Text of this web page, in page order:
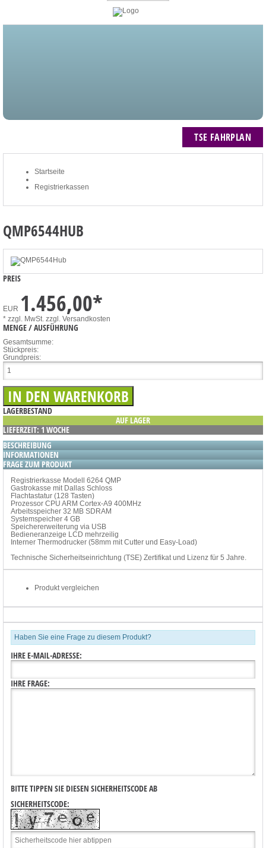
TSE FAHRPLAN
Startseite
Registrierkassen
QMP6544HUB
PREIS
EUR 1.456,00*
* zzgl. MwSt. zzgl. Versandkosten
MENGE / AUSFÜHRUNG
Gesamtsumme:
Stückpreis:
Grundpreis:
LAGERBESTAND
AUF LAGER
LIEFERZEIT: 1 WOCHE
BESCHREIBUNG
INFORMATIONEN
FRAGE ZUM PRODUKT
Registrierkasse Modell 6264 QMP
Gastrokasse mit Dallas Schloss
Flachtastatur (128 Tasten)
Prozessor CPU ARM Cortex-A9 400MHz
Arbeitsspeicher 32 MB SDRAM
Systemspeicher 4 GB
Speichererweiterung via USB
Bedieneranzeige LCD mehrzeilig
Interner Thermodrucker (58mm mit Cutter und Easy-Load)
Technische Sicherheitseinrichtung (TSE) Zertifikat und Lizenz für 5 Jahre.
Produkt vergleichen
Haben Sie eine Frage zu diesem Produkt?
IHRE E-MAIL-ADRESSE:
IHRE FRAGE:
BITTE TIPPEN SIE DIESEN SICHERHEITSCODE AB
SICHERHEITSCODE: